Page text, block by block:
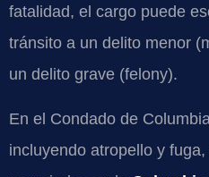
fatalidad, el cargo puede
tránsito a un delito menor
un delito grave (felony).
En el Condado de
incluyendo atropello y